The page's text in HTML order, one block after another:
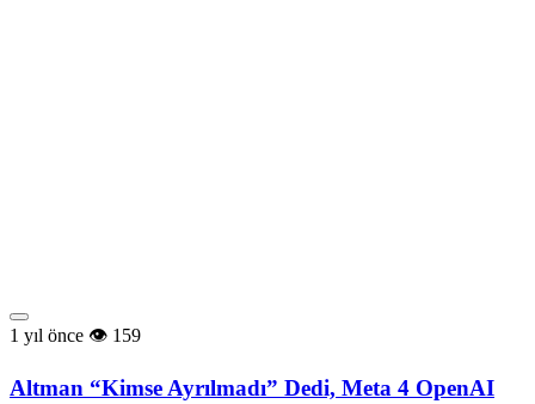
1 yıl önce 159
Altman “Kimse Ayrılmadı” Dedi, Meta 4 OpenAI